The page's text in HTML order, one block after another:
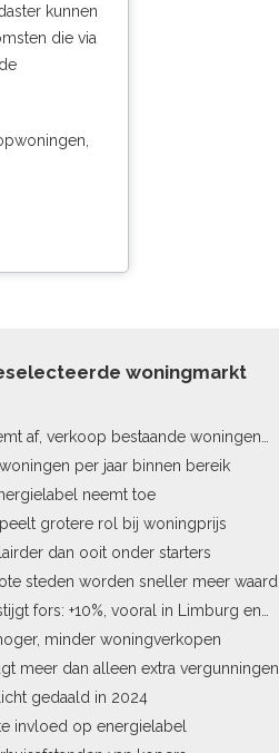
kunnen
die via
woningmarkt
af, verkoop bestaande woningen
per jaar binnen bereik
neemt toe
grotere rol bij woningprijs
dan ooit onder starters
steden worden sneller meer waard
fors: +10%, vooral in Limburg en
minder woningverkopen
meer dan alleen extra vergunningen
gedaald in 2024
invloed op energielabel